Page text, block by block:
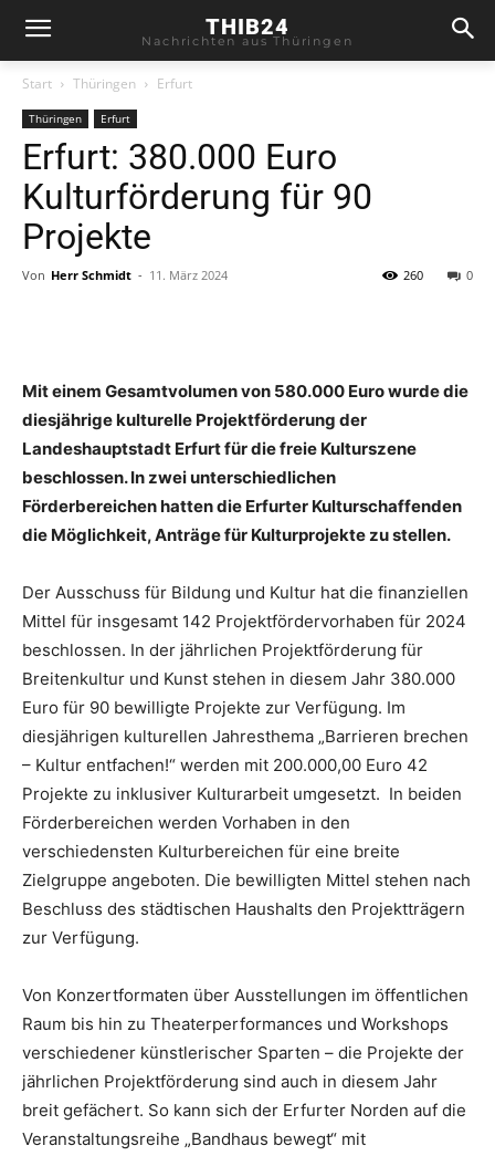
THIB24
Nachrichten aus Thüringen
Start Thüringen Erfurt
Thüringen Erfurt
Erfurt: 380.000 Euro
Kulturförderung für 90
Projekte
Von Herr Schmidt - 11. März 2024 0
260
Mit einem Gesamtvolumen von 580.000 Euro wurde die
diesjährige kulturelle Projektförderung der
Landeshauptstadt Erfurt für die freie Kulturszene
beschlossen. In zwei unterschiedlichen
Förderbereichen hatten die Erfurter Kulturschaffenden
die Möglichkeit, Anträge für Kulturprojekte zu stellen.
Der Ausschuss für Bildung und Kultur hat die finanziellen
Mittel für insgesamt 142 Projektfördervorhaben für 2024
beschlossen. In der jährlichen Projektförderung für
Breitenkultur und Kunst stehen in diesem Jahr 380.000
Euro für 90 bewilligte Projekte zur Verfügung. Im
diesjährigen kulturellen Jahresthema „Barrieren brechen
– Kultur entfachen!“ werden mit 200.000,00 Euro 42
Projekte zu inklusiver Kulturarbeit umgesetzt. In beiden
Förderbereichen werden Vorhaben in den
verschiedensten Kulturbereichen für eine breite
Zielgruppe angeboten. Die bewilligten Mittel stehen nach
Beschluss des städtischen Haushalts den Projektträgern
zur Verfügung.
Von Konzertformaten über Ausstellungen im öffentlichen
Raum bis hin zu Theaterperformances und Workshops
verschiedener künstlerischer Sparten – die Projekte der
jährlichen Projektförderung sind auch in diesem Jahr
breit gefächert. So kann sich der Erfurter Norden auf die
Veranstaltungsreihe „Bandhaus bewegt“ mit